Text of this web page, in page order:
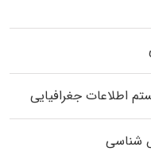
اطلاعات جغرافیایی
شناسی